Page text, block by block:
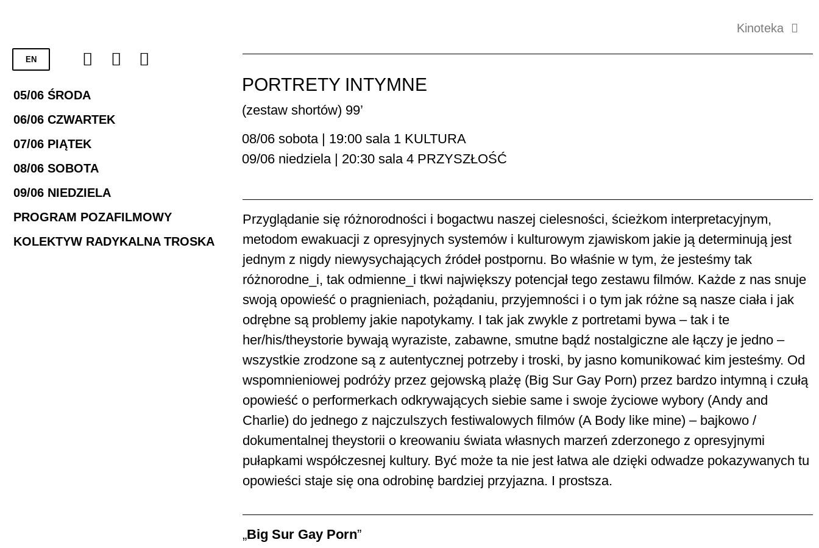
EN
05/06 ŚRODA
06/06 CZWARTEK
07/06 PIĄTEK
08/06 SOBOTA
09/06 NIEDZIELA
PROGRAM POZAFILMOWY
KOLEKTYW RADYKALNA TROSKA
Kinoteka
PORTRETY INTYMNE
(zestaw shortów) 99’
08/06 sobota | 19:00 sala 1 KULTURA
09/06 niedziela | 20:30 sala 4 PRZYSZŁOŚĆ
Przyglądanie się różnorodności i bogactwu naszej cielesności, ścieżkom interpretacyjnym,
metodom ewakuacji z opresyjnych systemów i kulturowym zjawiskom jakie ją determinują jest
jednym z nigdy niewysychających źródeł postpornu. Bo właśnie w tym, że jesteśmy tak
różnorodne_i, tak odmienne_i tkwi największy potencjał tego zestawu filmów. Każde z nas snuje
swoją opowieść o pragnieniach, pożądaniu, przyjemności i o tym jak różne są nasze ciała i jak
odrębne są problemy jakie napotykamy. I tak jak zwykle z portretami bywa – tak i te
her/his/theystorie bywają wyraziste, zabawne, smutne bądź nostalgiczne ale łączy je jedno –
wszystkie zrodzone są z autentycznej potrzeby i troski, by jasno komunikować kim jesteśmy. Od
wspomnieniowej podróży przez gejowską plażę (Big Sur Gay Porn) przez bardzo intymną i czułą
opowieść o performerkach odkrywających siebie same i swoje życiowe wybory (Andy and
Charlie) do jednego z najczulszych festiwalowych filmów (A Body like mine) – bajkowo /
dokumentalnej theystorii o kreowaniu świata własnych marzeń zderzonego z opresyjnymi
pułapkami współczesnej kultury. Być może ta nie jest łatwa ale dzięki odwadze pokazywanych tu
opowieści staje się ona odrobinę bardziej przyjazna. I prostsza.
„Big Sur Gay Porn”